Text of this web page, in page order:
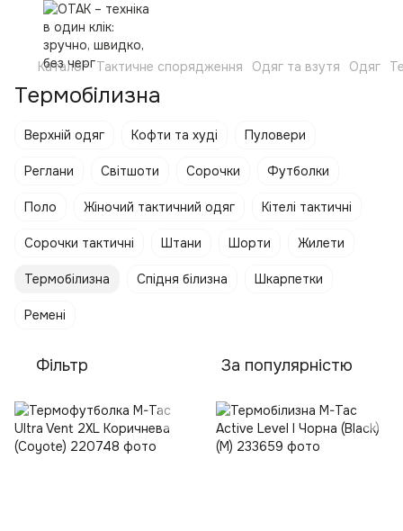
Каталог Тактичне спорядження Одяг та взутя Одяг
Термобілизна
Верхній одяг Кофти та худі Пуловери
Реглани Світшоти Сорочки Футболки
Поло Жіночий тактичний одяг Кітелі тактичні
Сорочки тактичні Штани Шорти Жилети
Термобілизна Спідня білизна Шкарпетки
Ремені
Фільтр За популярністю